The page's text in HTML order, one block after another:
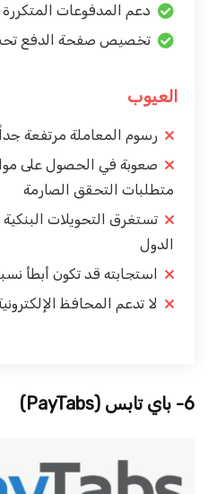
دعم المدفوعات المتكررة
تخصيص صفحة الدفع تحت
العيوب
رسوم المعاملة مرتفعة جداً
صعوبة في الحصول على
متطلبات التحقق الصارمة
تستغرق التحويلات
الدول
استجابته قد تكون أبطأ
لا تدعم المحافظ
6- باي تابس (PayTabs)